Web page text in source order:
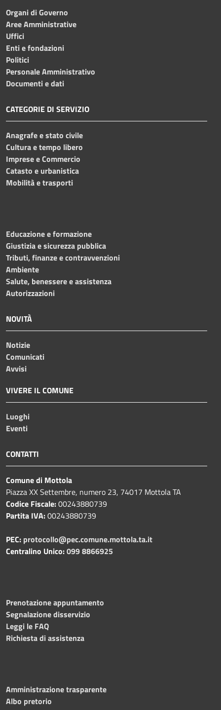
Organi di Governo
Aree Amministrative
Uffici
Enti e fondazioni
Politici
Personale Amministrativo
Documenti e dati
CATEGORIE DI SERVIZIO
Anagrafe e stato civile
Cultura e tempo libero
Imprese e Commercio
Catasto e urbanistica
Mobilità e trasporti
Educazione e formazione
Giustizia e sicurezza pubblica
Tributi, finanze e contravvenzioni
Ambiente
Salute, benessere e assistenza
Autorizzazioni
NOVITÀ
Notizie
Comunicati
Avvisi
VIVERE IL COMUNE
Luoghi
Eventi
CONTATTI
Comune di Mottola
Piazza XX Settembre, numero 23, 74017 Mottola TA
Codice Fiscale:00243880739
Partita IVA:00243880739
PEC: protocollo@pec.comune.mottola.ta.it
Centralino Unico:099 8866925
Prenotazione appuntamento
Segnalazione disservizio
Leggi le FAQ
Richiesta di assistenza
Amministrazione trasparente
Albo pretorio